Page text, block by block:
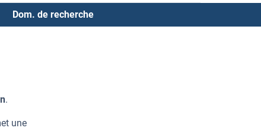
Dom. de recherche
.
une